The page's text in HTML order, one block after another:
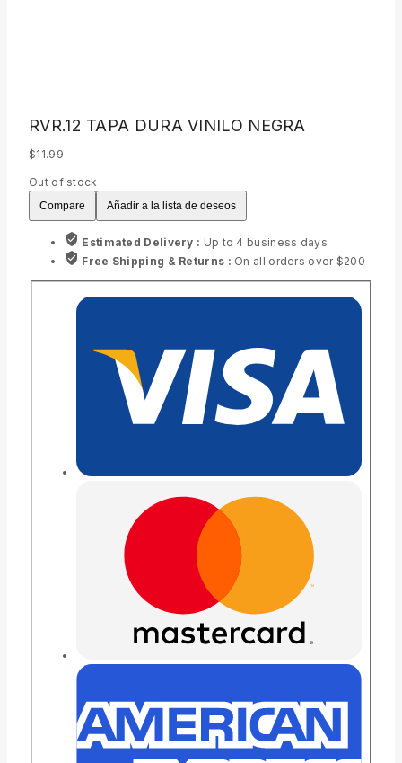
RVR.12 TAPA DURA VINILO NEGRA
$11.99
Out of stock
Compare Añadir a la lista de deseos
Estimated Delivery : Up to 4 business days
Free Shipping & Returns : On all orders over $200